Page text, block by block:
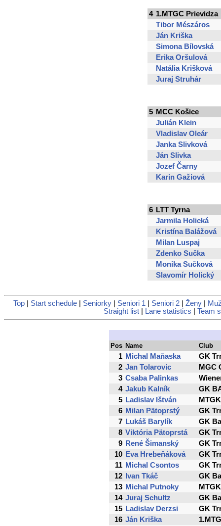
4 1.MTGC Prievidza
Tibor Mészáros
Ján Kriška
Simona Bílovská
Erika Oršulová
Natália Krišková
Juraj Struhár
5 MCC Košice
Julián Klein
Vladislav Oleár
Janka Slivková
Ján Slivka
Jozef Čarny
Karin Gažiová
6 LTT Tyrna
Jarmila Holická
Kristína Balážová
Milan Luspaj
Zdenko Sučka
Monika Sučková
Slavomír Holický
Top| Start schedule| Seniorky| Seniori 1| Seniori 2| Ženy|
Straight list
Lane statistics Team
Pos Name Club
1 Michal Maňaska
GK
2 Jan Tolarovic
MGC
3 Csaba Palinkas
4 Jakub Kalník
GK
5 Ladislav Ištván
6 Milan Pätoprstý
GK
7 Lukáš Barylík
GK
8 Viktória Pätoprstá
GK
9 René Šimanský
GK
10 Eva Hrebeňáková
GK
11 Michal Csontos
GK
12
Ivan Tkáč
GK
13 Michal Putnoky
14 Juraj Schultz
GK
15 Ladislav Derzsi
GK
16 Ján Kriška